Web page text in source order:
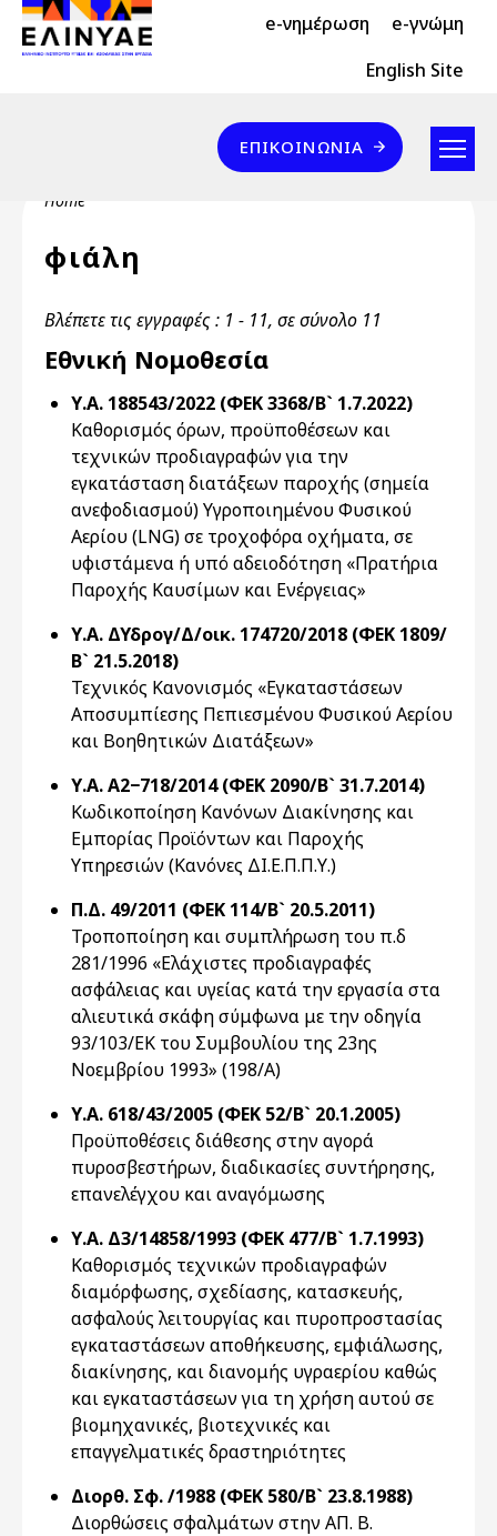
Skip to main content
Header Top 2 e-νημέρωση e-γνώμη
Header Top English Site
Επικοινωνία
ΕΠΙΚΟΙΝΩΝΊΑ
Breadcrumb
Home
φιάλη
Βλέπετε τις εγγραφές : 1 - 11, σε σύνολο 11
Εθνική Νομοθεσία
Υ.Α. 188543/2022 (ΦΕΚ 3368/Β` 1.7.2022)
Καθορισμός όρων, προϋποθέσεων και
τεχνικών προδιαγραφών για την
εγκατάσταση διατάξεων παροχής (σημεία
ανεφοδιασμού) Υγροποιημένου Φυσικού
Αερίου (LNG) σε τροχοφόρα οχήματα, σε
υφιστάμενα ή υπό αδειοδότηση «Πρατήρια
Παροχής Καυσίμων και Ενέργειας»
Υ.Α. ΔΥδρογ/Δ/οικ. 174720/2018 (ΦΕΚ 1809/
Β` 21.5.2018)
Τεχνικός Κανονισμός «Εγκαταστάσεων
Αποσυμπίεσης Πεπιεσμένου Φυσικού Αερίου
και Βοηθητικών Διατάξεων»
Υ.Α. Α2−718/2014 (ΦΕΚ 2090/Β` 31.7.2014)
Κωδικοποίηση Κανόνων Διακίνησης και
Εμπορίας Προϊόντων και Παροχής
Υπηρεσιών (Κανόνες ΔΙ.Ε.Π.Π.Υ.)
Π.Δ. 49/2011 (ΦΕΚ 114/Β` 20.5.2011)
Τροποποίηση και συμπλήρωση του π.δ
281/1996 «Ελάχιστες προδιαγραφές
ασφάλειας και υγείας κατά την εργασία στα
αλιευτικά σκάφη σύμφωνα με την οδηγία
93/103/ΕΚ του Συμβουλίου της 23ης
Νοεμβρίου 1993» (198/Α)
Υ.Α. 618/43/2005 (ΦΕΚ 52/Β` 20.1.2005)
Προϋποθέσεις διάθεσης στην αγορά
πυροσβεστήρων, διαδικασίες συντήρησης,
επανελέγχου και αναγόμωσης
Υ.Α. Δ3/14858/1993 (ΦΕΚ 477/Β` 1.7.1993)
Καθορισμός τεχνικών προδιαγραφών
διαμόρφωσης, σχεδίασης, κατασκευής,
ασφαλούς λειτουργίας και πυροπροστασίας
εγκαταστάσεων αποθήκευσης, εμφιάλωσης,
διακίνησης, και διανομής υγραερίου καθώς
και εγκαταστάσεων για τη χρήση αυτού σε
βιομηχανικές, βιοτεχνικές και
επαγγελματικές δραστηριότητες
Διορθ. Σφ. /1988 (ΦΕΚ 580/Β` 23.8.1988)
Διορθώσεις σφαλμάτων στην ΑΠ. Β.